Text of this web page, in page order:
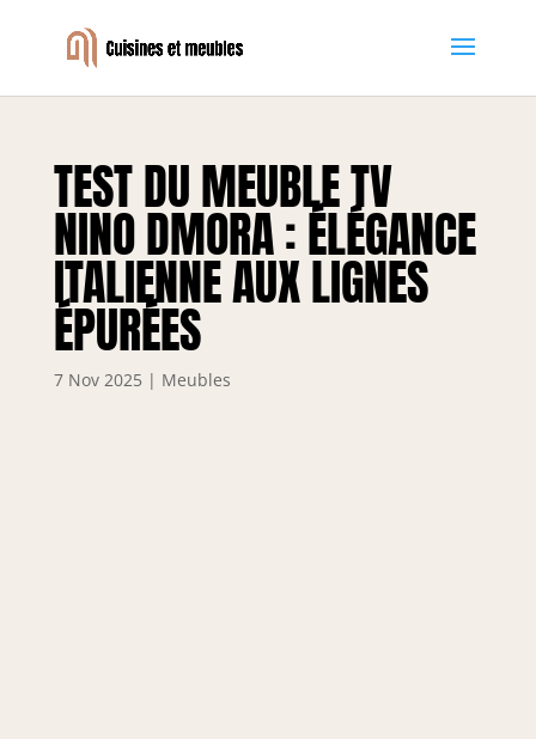
TEST DU MEUBLE TV
NINO DMORA : ÉLÉGANCE
ITALIENNE AUX LIGNES
ÉPURÉES
7 Nov 2025 | Meubles